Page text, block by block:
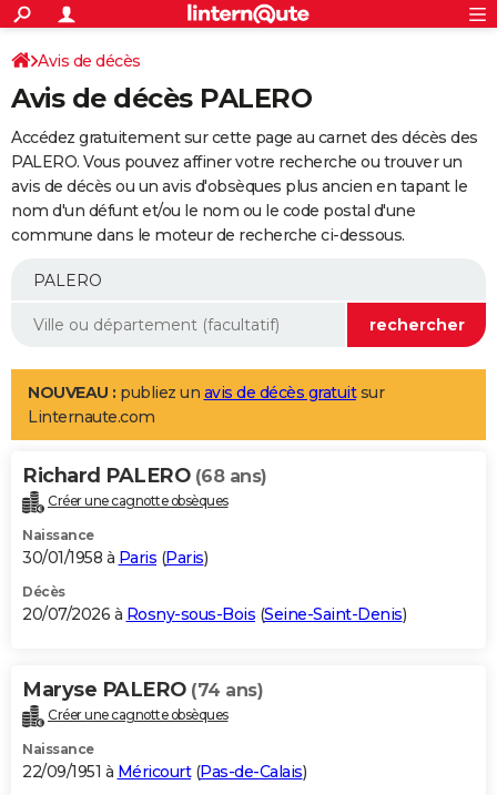
ACTUALITÉS
Politique
Société
Faits Divers
Education
Monde
Villes
+
SPORT
Coupe du monde 2026
Football
Tennis
Cyclisme
Rugby
Forum
Programme TV
TNT
Streaming
Cinéma
Sorties cinéma
Musique
+
FINANCE
Retraite
Epargne
Immobilier
Risques naturels par ville
Banque
Assurance
AUTO
Essais
Réserver un essai
Citadines
Berlines
SUV
Forum auto
+
Mobiles
Meilleur smartphone
Internet
Ordinateurs
Jeux vidéo
Guide high-tech
Aménagement intérieur
LIFESTYLE
Art de vivre
Bien-être
Loisirs
Mode
Modes de vie
Alimentation
Guide de la santé
Maladies
Médicaments
Sommeil
VOYAGE
Destinations
City break
Voyage nature
Voyage de noces
Forum
Climat
+PHOTO
GUIDES D'ACHAT
BONS PLANS
Carte de Noël
Carte Bonne année
Carte Saint-Valentin
Carte Pâques
Carte d'anniversaire
DICTIONNAIRE
Dictionnaire
Biographies
Citations
Expressions
Proverbes
PROGRAMME TV
Avis de décès
Avis de décès PALERO
Accédez gratuitement sur cette page au carnet des décès des
PALERO. Vous pouvez affiner votre recherche ou trouver un
avis de décès ou un avis d'obsèques plus ancien en tapant le
nom d'un défunt et/ou le nom ou le code postal d'une
commune dans le moteur de recherche ci-dessous.
NOUVEAU : publiez un avis de décès gratuitsur
Linternaute.com
Richard PALERO (68 ans)
Créer une cagnotte obsèques
Naissance
30/01/1958 à Paris (Paris)
Décès
20/07/2026 à Rosny-sous-Bois (Seine-Saint-Denis)
Maryse PALERO (74 ans)
Créer une cagnotte obsèques
Naissance
22/09/1951 à Méricourt(Pas-de-Calais)